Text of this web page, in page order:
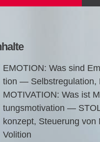
EMOTION: Was sind
ti­on — Selbst­re­gu­la­ti­on,
MOTIVATION: Was ist
tungs­mo­ti­va­ti­on —
kon­zept, Steue­rung von
Volition